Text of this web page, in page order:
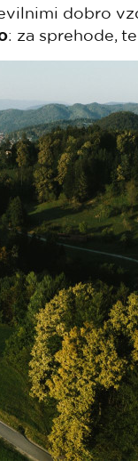
dobro
: za sprehode,